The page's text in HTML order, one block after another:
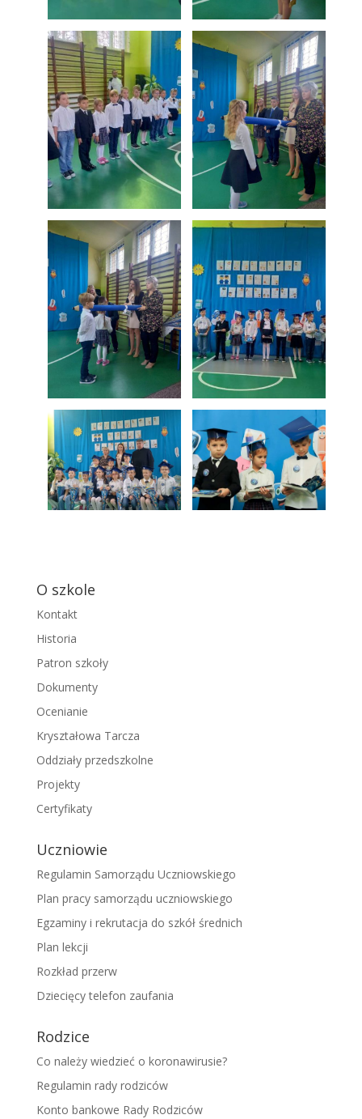
O szkole
Kontakt
Historia
Patron szkoły
Dokumenty
Ocenianie
Kryształowa Tarcza
Oddziały przedszkolne
Projekty
Certyfikaty
Uczniowie
Regulamin Samorządu Uczniowskiego
Plan pracy samorządu uczniowskiego
Egzaminy i rekrutacja do szkół średnich
Plan lekcji
Rozkład przerw
Dziecięcy telefon zaufania
Rodzice
Co należy wiedzieć o koronawirusie?
Regulamin rady rodziców
Konto bankowe Rady Rodziców